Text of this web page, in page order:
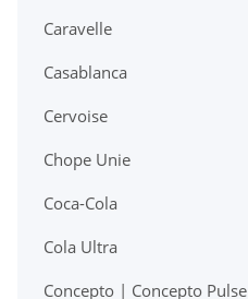
Caravelle
Casablanca
Cervoise
Chope Unie
Coca-Cola
Cola Ultra
Concepto | Concepto Pulse